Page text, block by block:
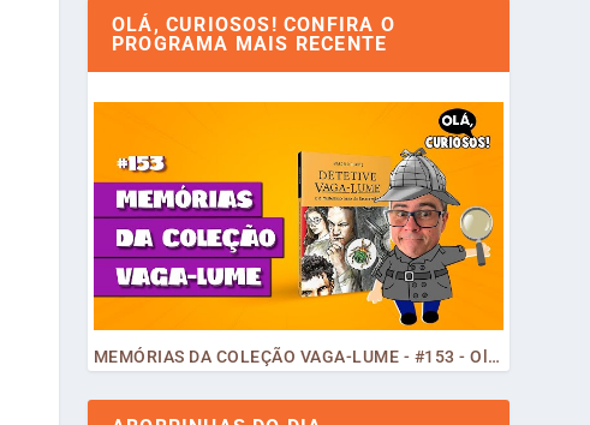
OLÁ, CURIOSOS! CONFIRA O
PROGRAMA MAIS RECENTE
MEMÓRIAS DA COLEÇÃO VAGA-LUME - #153 - Olá, Curiosos! 2023